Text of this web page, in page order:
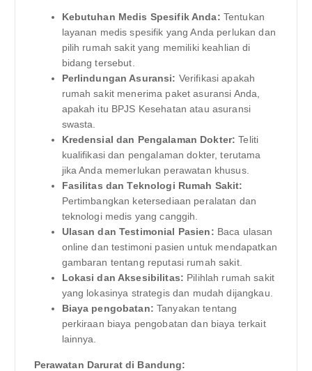
Kebutuhan Medis Spesifik Anda: Tentukan
layanan medis spesifik yang Anda perlukan dan
pilih rumah sakit yang memiliki keahlian di
bidang tersebut.
Perlindungan Asuransi: Verifikasi apakah
rumah sakit menerima paket asuransi Anda,
apakah itu BPJS Kesehatan atau asuransi
swasta.
Kredensial dan Pengalaman Dokter: Teliti
kualifikasi dan pengalaman dokter, terutama
jika Anda memerlukan perawatan khusus.
Fasilitas dan Teknologi Rumah Sakit:
Pertimbangkan ketersediaan peralatan dan
teknologi medis yang canggih.
Ulasan dan Testimonial Pasien: Baca ulasan
online dan testimoni pasien untuk mendapatkan
gambaran tentang reputasi rumah sakit.
Lokasi dan Aksesibilitas: Pilihlah rumah sakit
yang lokasinya strategis dan mudah dijangkau.
Biaya pengobatan: Tanyakan tentang
perkiraan biaya pengobatan dan biaya terkait
lainnya.
Perawatan Darurat di Bandung: